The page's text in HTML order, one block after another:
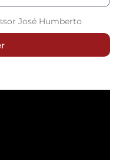
José Humberto